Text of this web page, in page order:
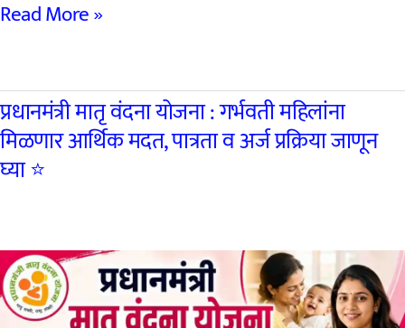
गाव
७
म्हणजे
काय?
माहिती
असते
Read More »
प्रधानमंत्री मातृ वंदना योजना : गर्भवती महिलांना
मिळणार आर्थिक मदत, पात्रता व अर्ज प्रक्रिया जाणून
घ्या ⭐